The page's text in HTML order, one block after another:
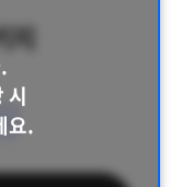
지
시
요.